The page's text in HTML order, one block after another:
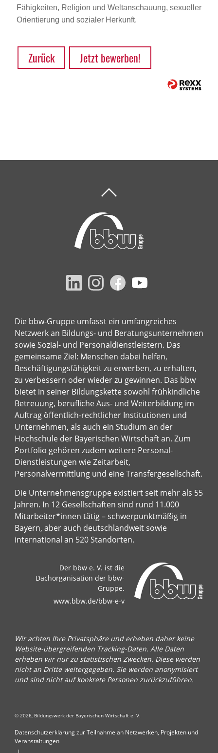
Fähigkeiten, Religion und Weltanschauung, sexueller
Orientierung und sozialer Herkunft.
Zurück Jetzt bewerben!
Die bbw-Gruppe umfasst ein umfangreiches
Netzwerk an Bildungs- und Beratungsunternehmen
sowie Sozial- und Personaldienstleistern. Das
gemeinsame Ziel: Menschen dabei helfen,
Beschäftigungsfähigkeit zu erwerben, zu erhalten,
zu verbessern oder wieder zu gewinnen. Das bbw
bietet in seiner Bildungskette sowohl frühkindliche
Betreuung, berufliche Aus- und Weiterbildung im
Auftrag öffentlich-rechtlicher Institutionen und
Unternehmen, als auch ein Studium an der
Hochschule der Bayerischen Wirtschaft an. Zum
Portfolio gehören zudem weitere Personal-
Dienstleistungen wie Zeitarbeit,
Personalvermittlung und eine Transfergesellschaft.
Die Unternehmensgruppe existiert seit mehr als 55
Jahren. In 12 Gesellschaften sind rund 11.000
Mitarbeiter*innen tätig – schwerpunktmäßig in
Bayern, aber auch deutschlandweit sowie
international an 520 Standorten.
Der bbw e. V. ist die
Dachorganisation der bbw-
Gruppe.
www.bbw.de/bbw-e-v
Wir achten Ihre Privatsphäre und erheben daher keine
Website-übergreifenden Tracking-Daten. Alle Daten
erheben wir nur zu statistischen Zwecken. Diese werden
nicht an Dritte weitergegeben. Sie werden anonymisiert
und sind nicht auf konkrete Personen zurückzuführen.
© 2026, Bildungswerk der Bayerischen Wirtschaft e. V.
Datenschutzerklärung zur Teilnahme an Netzwerken, Projekten und
Veranstaltungen